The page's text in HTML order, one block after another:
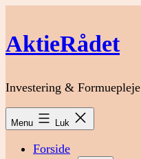
indhold
AktieRådet
Investering & Formuepleje
Menu Luk
Forside